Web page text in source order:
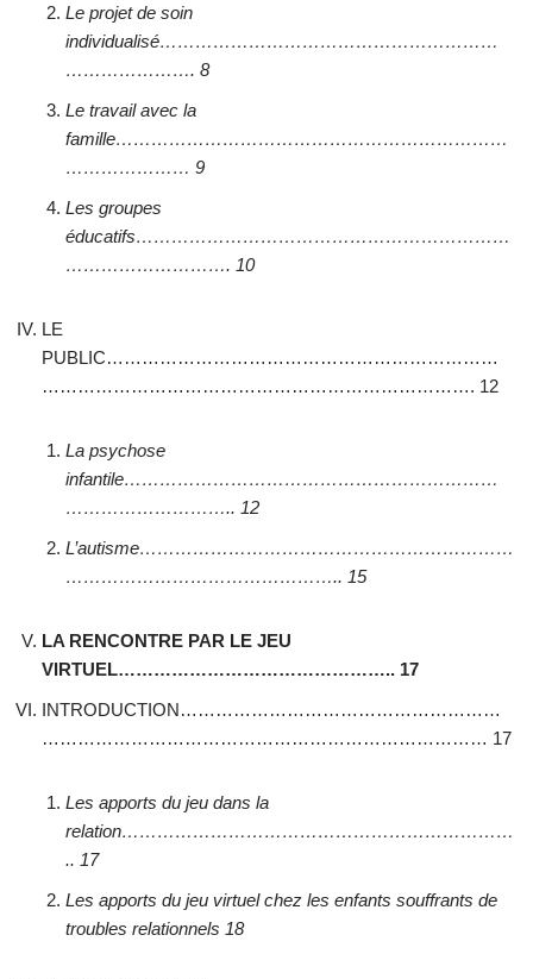
Le projet de soin
individualisé…………………………………………………
…………………. 8
Le travail avec la
famille…………………………………………………………
………………… 9
Les groupes
éducatifs………………………………………………………
………………………. 10
LE
PUBLIC…………………………………………………………
………………………………………………………………. 12
La psychose
infantile………………………………………………………
……………………….. 12
L’autisme………………………………………………………
……………………………………….. 15
LA RENCONTRE PAR LE JEU
VIRTUEL……………………………………….. 17
INTRODUCTION………………………………………………
………………………………………………………………… 17
Les apports du jeu dans la
relation…………………………………………………………
.. 17
Les apports du jeu virtuel chez les enfants souffrants de
troubles relationnels 18